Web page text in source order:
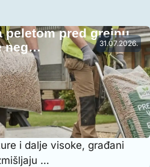
31.07.2026.
peletom pred grejnu
neg…
i dalje visoke, građani
…